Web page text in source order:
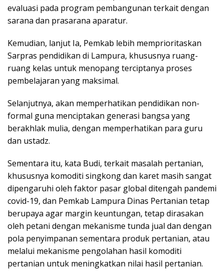
evaluasi pada program pembangunan terkait dengan
sarana dan prasarana aparatur.
Kemudian, lanjut Ia, Pemkab lebih memprioritaskan
Sarpras pendidikan di Lampura, khususnya ruang-
ruang kelas untuk menopang terciptanya proses
pembelajaran yang maksimal.
Selanjutnya, akan memperhatikan pendidikan non-
formal guna menciptakan generasi bangsa yang
berakhlak mulia, dengan memperhatikan para guru
dan ustadz.
Sementara itu, kata Budi, terkait masalah pertanian,
khususnya komoditi singkong dan karet masih sangat
dipengaruhi oleh faktor pasar global ditengah pandemi
covid-19, dan Pemkab Lampura Dinas Pertanian tetap
berupaya agar margin keuntungan, tetap dirasakan
oleh petani dengan mekanisme tunda jual dan dengan
pola penyimpanan sementara produk pertanian, atau
melalui mekanisme pengolahan hasil komoditi
pertanian untuk meningkatkan nilai hasil pertanian.